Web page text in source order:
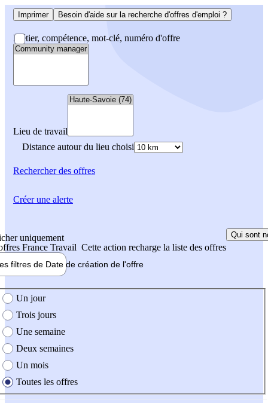
Imprimer Besoin d'aide sur la recherche d'offres d'emploi ?
Métier, compétence, mot-clé, numéro d'offre
Lieu de travail
Distance autour du lieu choisi
Rechercherdes offres
uniquement
France Travail Cette action recharge la liste des offres
Qui sont
filtres de Date de création de l'offre
création de l'offre
Un jour
Trois jours
Une semaine
Deux semaines
Un mois
Toutes les offres
Créer une alerte